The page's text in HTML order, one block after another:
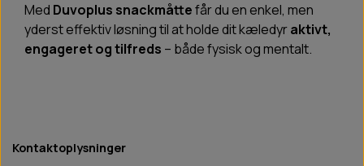
Med Duvoplus snackmåttefår du en enkel, men
yderst effektiv løsning til at holde dit kæledyraktivt,
engageret og tilfreds – både fysisk og mentalt.
Kontaktoplysninger